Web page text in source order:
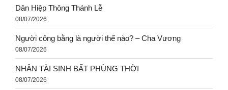
Dân Hiệp Thông Thánh Lễ
08/07/2026
Người công bằng là người thế nào? – Cha Vương
08/07/2026
NHÂN TÀI SINH BẤT PHÙNG THỜI
08/07/2026